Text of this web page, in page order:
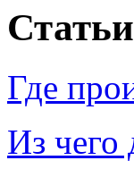
Где
Из чего